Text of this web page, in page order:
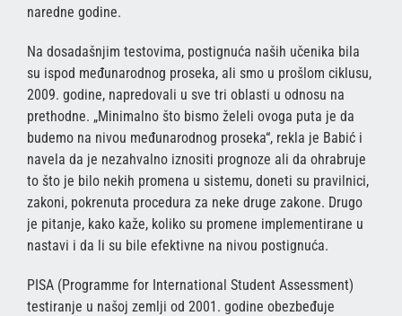
naredne godine.
Na dosadašnjim testovima, postignuća naših učenika bila
su ispod međunarodnog proseka, ali smo u prošlom ciklusu,
2009. godine, napredovali u sve tri oblasti u odnosu na
prethodne. „Minimalno što bismo želeli ovoga puta je da
budemo na nivou međunarodnog proseka“, rekla je Babić i
navela da je nezahvalno iznositi prognoze ali da ohrabruje
to što je bilo nekih promena u sistemu, doneti su pravilnici,
zakoni, pokrenuta procedura za neke druge zakone. Drugo
je pitanje, kako kaže, koliko su promene implementirane u
nastavi i da li su bile efektivne na nivou postignuća.
PISA (Programme for International Student Assessment)
testiranje u našoj zemlji od 2001. godine obezbeđuje